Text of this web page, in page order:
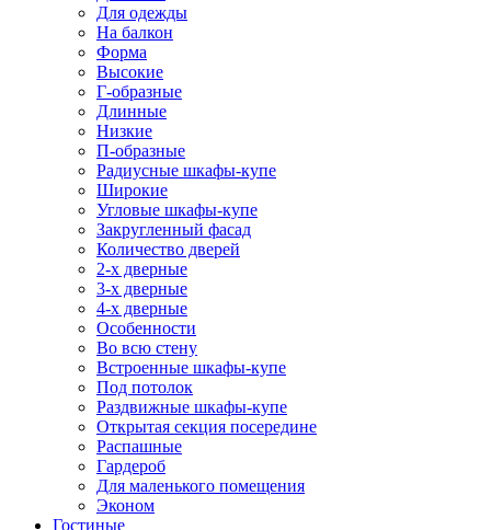
Для одежды
На балкон
Форма
Высокие
Г-образные
Длинные
Низкие
П-образные
Радиусные шкафы-купе
Широкие
Угловые шкафы-купе
Закругленный фасад
Количество дверей
2-х дверные
3-х дверные
4-х дверные
Особенности
Во всю стену
Встроенные шкафы-купе
Под потолок
Раздвижные шкафы-купе
Открытая секция посередине
Распашные
Гардероб
Для маленького помещения
Эконом
Гостиные